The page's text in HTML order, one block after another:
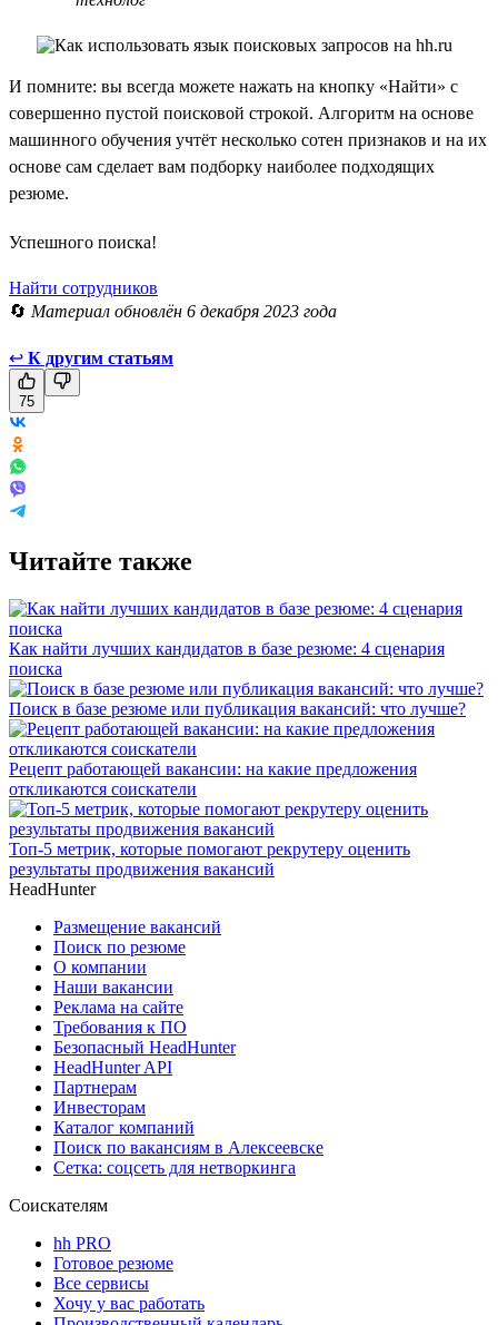
И помните: вы всегда можете нажать на кнопку «Найти» с
совершенно пустой поисковой строкой. Алгоритм на основе
машинного обучения учтёт несколько сотен признаков и на их
основе сам сделает вам подборку наиболее подходящих
резюме.
Успешного поиска!
Найти сотрудников
🔄 Материал обновлён 6 декабря 2023 года
↩ К другим статьям
75
Читайте также
Как найти лучших кандидатов в базе резюме: 4 сценария
поиска
Поиск в базе резюме или публикация вакансий: что лучше?
Рецепт работающей вакансии: на какие предложения
откликаются соискатели
Топ-5 метрик, которые помогают рекрутеру оценить
результаты продвижения вакансий
HeadHunter
Размещение вакансий
Поиск по резюме
О компании
Наши вакансии
Реклама на сайте
Требования к ПО
Безопасный HeadHunter
HeadHunter API
Партнерам
Инвесторам
Каталог компаний
Поиск по вакансиям в Алексеевске
Сетка: соцсеть для нетворкинга
Соискателям
hh PRO
Готовое резюме
Все сервисы
Хочу у вас работать